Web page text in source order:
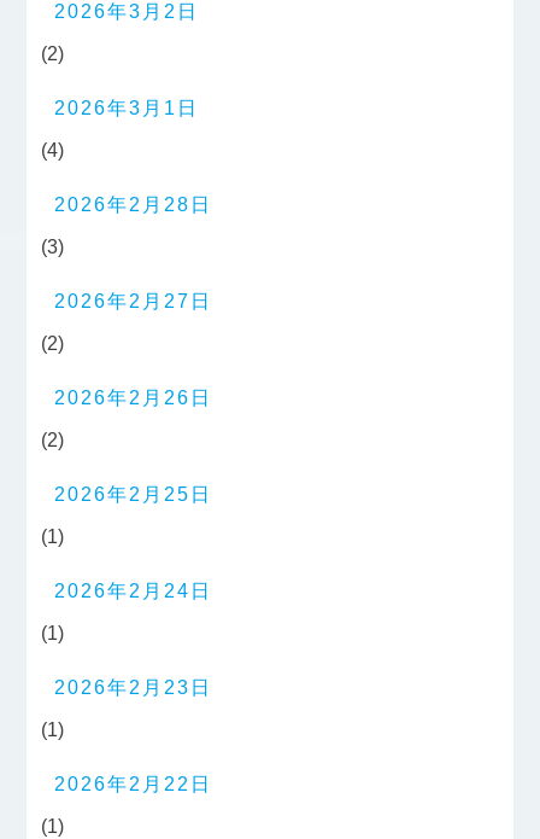
2026年3月2日
(2)
2026年3月1日
(4)
2026年2月28日
(3)
2026年2月27日
(2)
2026年2月26日
(2)
2026年2月25日
(1)
2026年2月24日
(1)
2026年2月23日
(1)
2026年2月22日
(1)